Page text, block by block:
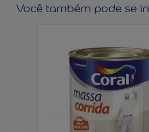
Você também pode se